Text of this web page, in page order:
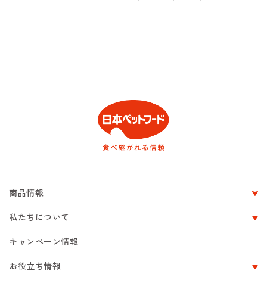
商品情報
私たちについて
キャンペーン情報
お役立ち情報